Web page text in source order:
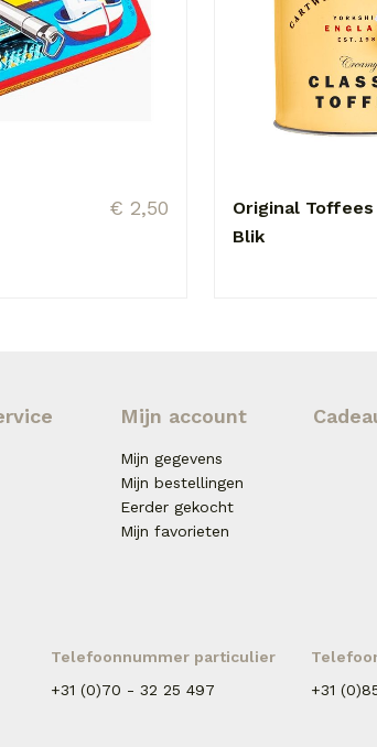
€ 2,50
Original Toffees
Blik
Mijn account
Mijn gegevens
Mijn bestellingen
Eerder gekocht
Mijn favorieten
Telefoonnummer particulier
+31 (0)70 - 32 25 497
+31